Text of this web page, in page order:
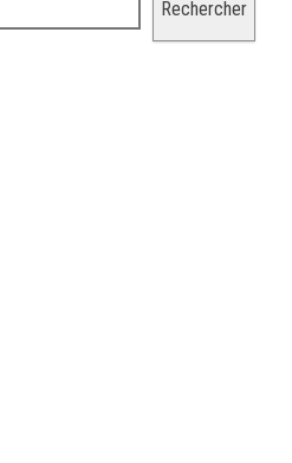
Rechercher